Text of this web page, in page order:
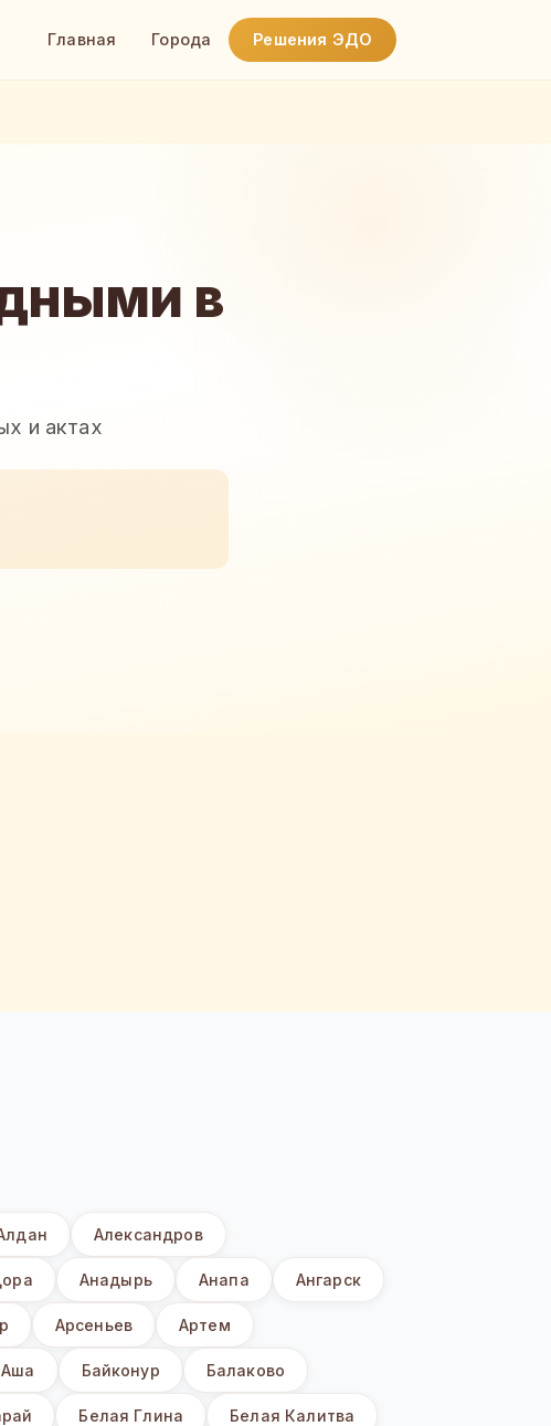
Главная Города Решения ЭДО
в
и актах
Александров
Анадырь Анапа Ангарск
Арсеньев Артем
Аша Байконур Балаково
Белая Глина Белая Калитва